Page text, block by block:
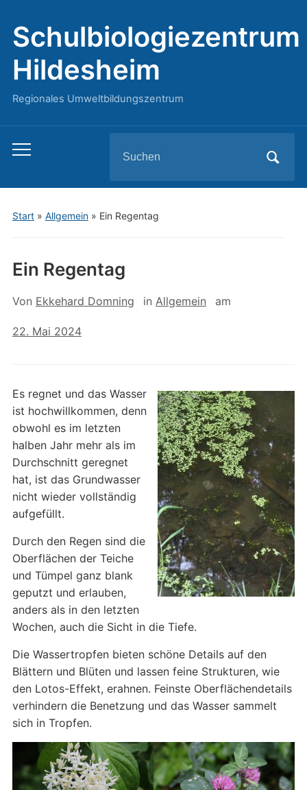
Schulbiologiezentrum
Hildesheim
Regionales Umweltbildungszentrum
Toggle
menu
for:
Start» Allgemein» Ein Regentag
Ein Regentag
Von Ekkehard Domning in Allgemein am
22. Mai 2024
Es regnet und das Wasser
ist hochwillkommen, denn
obwohl es im letzten
halben Jahr mehr als im
Durchschnitt geregnet
hat, ist das Grundwasser
nicht wieder vollständig
aufgefüllt.
Durch den Regen sind die
Oberflächen der Teiche
und Tümpel ganz blank
geputzt und erlauben,
anders als in den letzten
Wochen, auch die Sicht in die Tiefe.
Die Wassertropfen bieten schöne Details auf den
Blättern und Blüten und lassen feine Strukturen, wie
den Lotos-Effekt, erahnen. Feinste Oberflächendetails
verhindern die Benetzung und das Wasser sammelt
sich in Tropfen.